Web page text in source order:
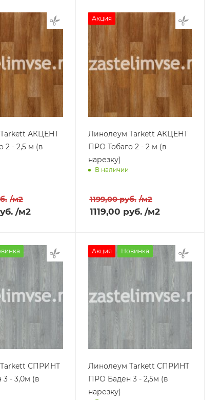
АКЦЕНТ
2 - 2,5 м (в
/м2
/м2
Акция
Линолеум Tarkett АКЦЕНТ
ПРО Тобаго 2 - 2 м (в
нарезку)
В наличии
1199,00 руб. /м2
1119,00 руб. /м2
СПРИНТ
- 3,0м (в
Акция Новинка
Линолеум Tarkett СПРИНТ
ПРО Баден 3 - 2,5м (в
нарезку)